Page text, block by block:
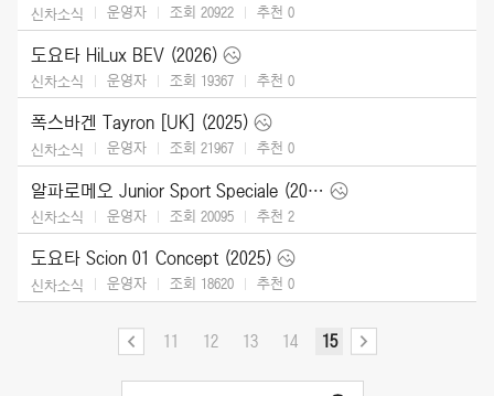
신차소식 운영자 조회 20922 추천 0
도요타 HiLux BEV (2026)
신차소식 운영자 조회 19367 추천 0
폭스바겐 Tayron [UK] (2025)
신차소식 운영자 조회 21967 추천 0
알파로메오 Junior Sport Speciale (2026)
신차소식 운영자 조회 20095 추천 2
도요타 Scion 01 Concept (2025)
신차소식 운영자 조회 18620 추천 0
11 12 13 14 15